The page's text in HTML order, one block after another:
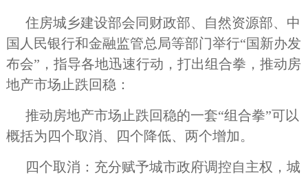
住房城乡建设部会同财政部、自然资源部、中
国人民银行和金融监管总局等部门举行“国新办发
布会”，指导各地迅速行动，打出组合拳，推动房
地产市场止跌回稳：
推动房地产市场止跌回稳的一套“组合拳”可以
概括为四个取消、四个降低、两个增加。
四个取消：充分赋予城市政府调控自主权，城